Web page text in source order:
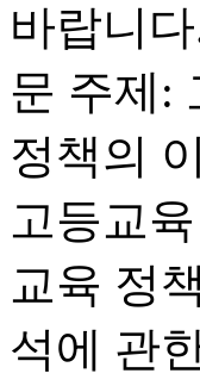
바랍니
문 주제:
정책의
고등교
교육 정
석에 관